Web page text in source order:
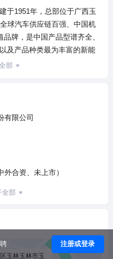
于1951年，总部位于广西玉
球汽车供应链百强、中国机
牌，是中国产品型谱齐全、
及产品种类最为丰富的新能
部
有限公司
外合资、未上市）
全部
玉林玉林市玉
注册或登录